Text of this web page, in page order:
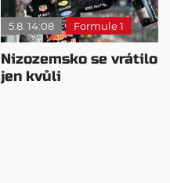
5.8. 14:08 Formule 1
Nizozemsko se vrátilo
jen kvůli